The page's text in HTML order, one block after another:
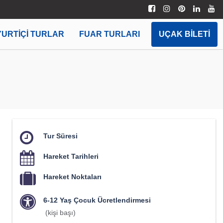
TURLAR FUAR TURLARI UÇAK BILETI
Tur Süresi
Hareket Tarihleri
Hareket Noktaları
6-12 Yaş Çocuk Ücretlendirmesi
(kişi başı)